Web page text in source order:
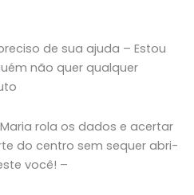
de sua ajuda – Estou
não quer qualquer
rola os dados e acertar
do centro sem sequer abri-
você! –